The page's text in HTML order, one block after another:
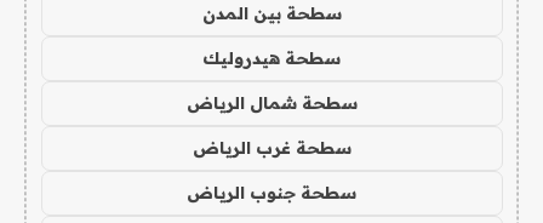
سطحة بين المدن
سطحة هيدروليك
سطحة شمال الرياض
سطحة غرب الرياض
سطحة جنوب الرياض